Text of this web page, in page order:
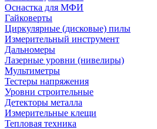
Оснастка для МФИ
Гайковерты
Циркулярные (дисковые) пилы
Измерительный инструмент
Дальномеры
Лазерные уровни (нивелиры)
Мультиметры
Тестеры напряжения
Уровни строительные
Детекторы металла
Измерительные клещи
Тепловая техника